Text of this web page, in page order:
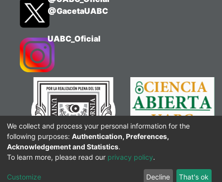
@GacetaUABC
UABC_Oficial
We collect and process your personal information for the
following purposes: Authentication, Preferences,
Acknowledgement and Statistics.
To learn more, please read our privacy policy.
Customize Decline That's ok